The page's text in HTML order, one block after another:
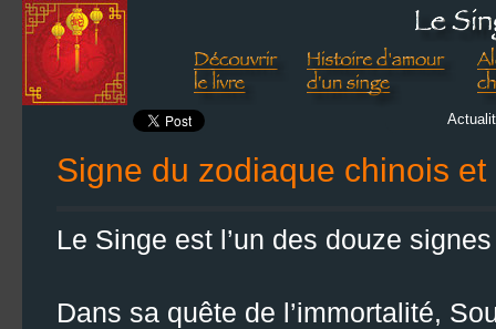
Signe du zodiaque chinois et
Le Singe est l’un des douze
Dans sa quête de l’immortalité,